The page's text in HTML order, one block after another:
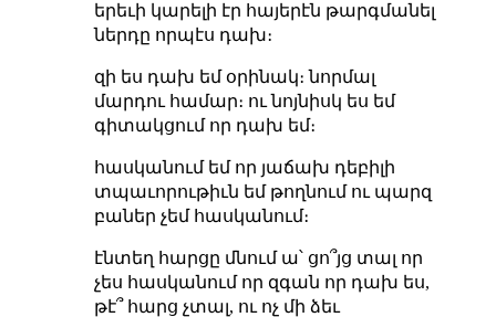
երեւի կարելի էր հայերէն թարգմանել
ներդը որպէս դախ։
զի ես դախ եմ օրինակ։ նորմալ
մարդու համար։ ու նոյնիսկ ես եմ
գիտակցում որ դախ եմ։
հասկանում եմ որ յաճախ դեբիլի
տպաւորութիւն եմ թողնում ու պարզ
բաներ չեմ հասկանում։
էնտեղ հարցը մնում ա՝ ցո՞յց տալ որ
չես հասկանում որ զգան որ դախ ես,
թէ՞ հարց չտալ, ու ոչ մի ձեւ